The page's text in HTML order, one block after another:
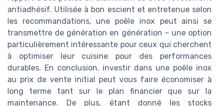
antiadhésif. Utilisée à bon escient et entretenue selon
les recommandations, une poêle inox peut ainsi se
transmettre de génération en génération – une option
particulièrement intéressante pour ceux qui cherchent
à optimiser leur cuisine pour des performances
durables. En conclusion, investir dans une poêle inox
au prix de vente initial peut vous faire économiser à
long terme tant sur le plan financier que sur la
maintenance. De plus, étant donné les stocks